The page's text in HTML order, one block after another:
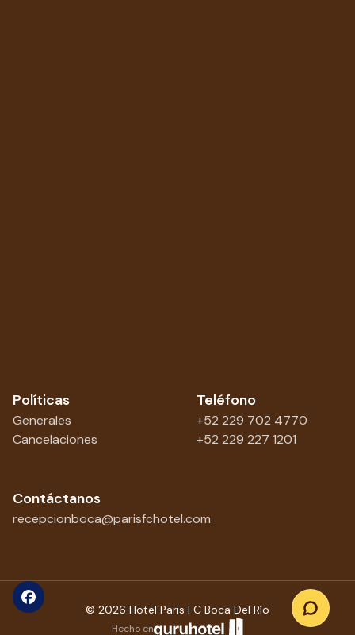
Políticas
Generales
Cancelaciones
Teléfono
+52 229 702 4770
+52 229 227 1201
Contáctanos
recepcionboca@parisfchotel.com
© 2026 Hotel Paris FC Boca Del Río
Hecho en